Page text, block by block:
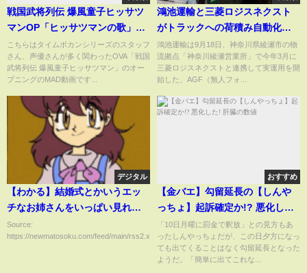
戦国武将列伝 爆風童子ヒッサツ
マンOP「ヒッサツマンの歌」
MAD
こちらはタイムボカンシリーズのスタッフ
さん、声優さんが多く関わったOVA「戦国
武将列伝 爆風童子ヒッサツマン」のオー
プニングのMAD動画です...
鴻池運輸と三菱ロジスネクスト
がトラックへの荷積み自動化シ
ステムを公開
鴻池運輸は9月18日、神奈川県綾瀬市の物
流拠点「神奈川綾瀬営業所」で今年3月に
三菱ロジスネクストと連携して実運用を開
始した、AGF（無人フォ...
デジタル
【わかる】結婚式とかいうエッ
チなお姉さんをいっぱい見れる
神イベントｗｗｗｗｗｗ
Source:
https://newmatosoku.com/feed/main/rss2.xml...
おすすめ
【金バエ】勾留延長の【しんや
っちょ】起訴確定か!? 悪化した!
肝臓の数値
「10日月曜に罰金で釈放」との見方もあ
ったしんやっちょだが、この日夕方になっ
ても出てくることはなく勾留延長となった
ようだ。「簡単に出てこれな...